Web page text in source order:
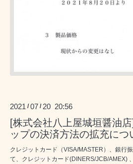
2021 /07 / 20 20:56
[株式会社八上屋城垣醤油
ップの決済方法の拡充につ
クレジットカード（VISA/MASTER）、銀行
て、クレジットカード(DINERS/JCB/AMEX)